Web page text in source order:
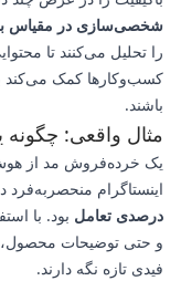
شخصی‌سازی در مقیاس
را تحلیل می‌کنند تا
کسب‌وکارها کمک می‌کند
باشند.
مثال واقعی: چگونه
اینستاگرام منحصربه‌فرد
درصدی تعامل بود. با
و حتی توضیحات محصول،
فیدی تازه نگه دارند.